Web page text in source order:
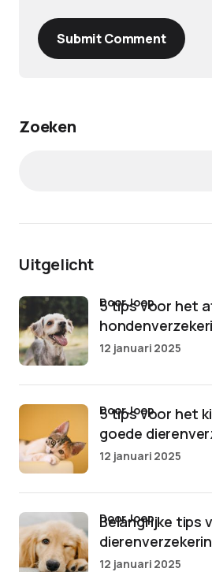
Submit Comment
Zoeken
Uitgelicht
5 tips voor het
door Joep
12 januari 2025
5 tips voor het
goede
door Joep
12 januari 2025
Belangrijke tips
door Joep
12 januari 2025